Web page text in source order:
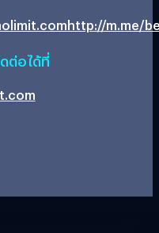
http://m.me/
ต่อได้ที่